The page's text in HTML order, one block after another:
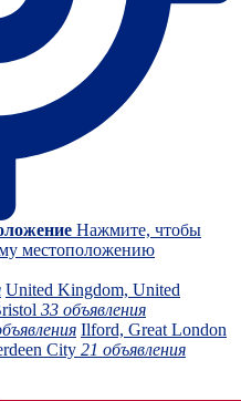
Нажмите, чтобы
местоположению
United Kingdom, United
33 объявления
Ilford, Great London
City 21 объявления